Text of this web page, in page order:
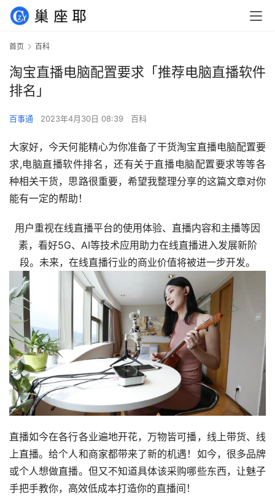
首页 百科
淘宝直播电脑配置要求「推荐电脑直播软件
排名」
百事通 2023年4月30日 08:39 百科
大家好，今天何能精心为你准备了干货淘宝直播电脑配置要
求,电脑直播软件排名，还有关于直播电脑配置要求等等各
种相关干货，思路很重要，希望我整理分享的这篇文章对你
能有一定的帮助！
用户重视在线直播平台的使用体验、直播内容和主播等因
素，看好5G、AI等技术应用助力在线直播进入发展新阶
段。未来，在线直播行业的商业价值将被进一步开发。
直播如今在各行各业遍地开花，万物皆可播，线上带货、线
上直播。给个人和商家都带来了新的机遇！如今，很多品牌
或个人想做直播。但又不知道具体该采购哪些东西，让魅子
手把手教你，高效低成本打造你的直播间！